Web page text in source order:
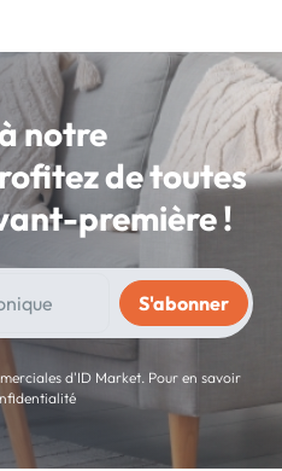
notre
de toutes
première !
d'ID Market. Pour en savoir